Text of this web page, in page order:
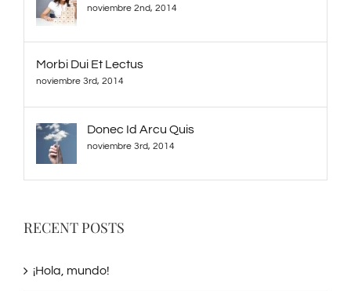
noviembre 2nd, 2014
Morbi Dui Et Lectus
noviembre 3rd, 2014
Donec Id Arcu Quis
noviembre 3rd, 2014
RECENT POSTS
¡Hola, mundo!